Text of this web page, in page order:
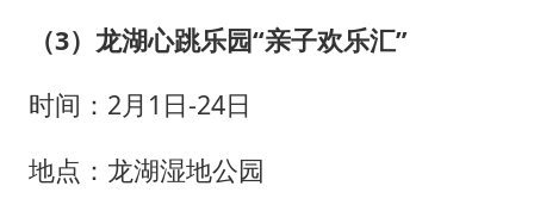
（3） 龙湖心跳乐园“亲子欢乐汇”
时间：2月1日-24日
地点：龙湖湿地公园